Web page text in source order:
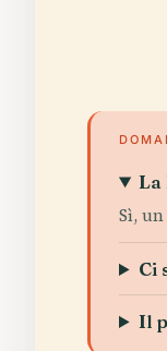
La
Sì,
Ci
Il